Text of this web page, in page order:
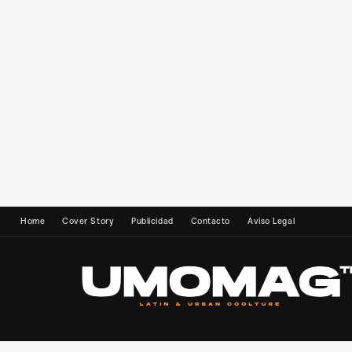
Home Cover Story Publicidad Contacto Aviso Legal